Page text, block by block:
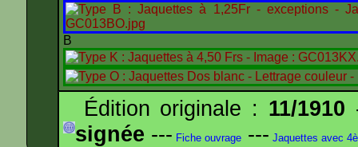
B
Édition originale : 11/1910
signée --- Fiche ouvrage --- Jaquettes avec